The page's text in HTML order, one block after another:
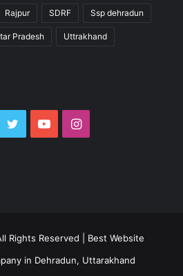
Rajpur SDRF Ssp dehradun
Pradesh Uttrakhand
Twitter YouTubeInstagram
Rights Reserved | Best Website
in Dehradun, Uttarakhand